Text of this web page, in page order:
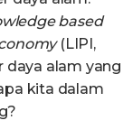
based
(LIPI,
daya alam yang
kita dalam